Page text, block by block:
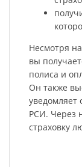
Несмотря
вы
полиса и
Он также
уведомляет
РСИ. Через
страховку